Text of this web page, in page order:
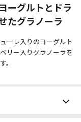
ーグルトとドラ
たグラノーラ
ーレ入りのヨーグルト
リー入りグラノーラを
。